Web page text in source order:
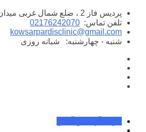
پرش
محتوا
پردیس فاز 2 ، ضلع شمال غربی میدان امام
تلفن تماس: 02176242070
kowsarpardisclinic@gmail.com
شنبه - چهارشنبه:
شبانه روزی